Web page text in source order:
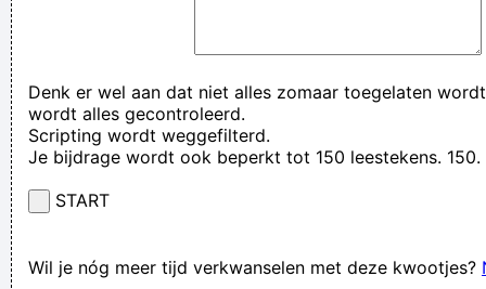
Denk er wel aan dat niet alles zomaar toegelaten
wordt alles gecontroleerd.
Scripting wordt weggefilterd.
Je bijdrage wordt ook beperkt tot 150 leestekens. 150.
START
Wil je nóg meer tijd verkwanselen met deze kwootjes?